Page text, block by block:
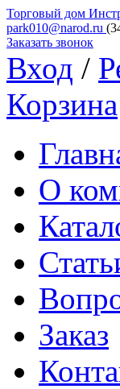
Торговый дом
park010@narod.ru
Заказать звонок
Вход /
Корзина
О
Заказ